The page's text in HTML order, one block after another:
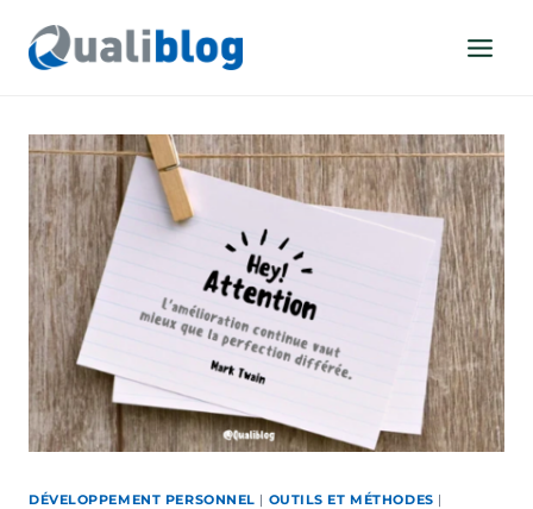
contenu
DÉVELOPPEMENT PERSONNEL | OUTILS ET MÉTHODES |